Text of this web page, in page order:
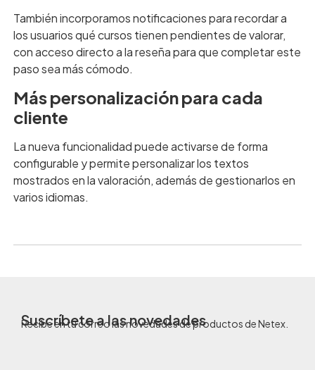
También incorporamos notificaciones para recordar a
los usuarios qué cursos tienen pendientes de valorar,
con acceso directo a la reseña para que completar este
paso sea más cómodo.
Más personalización para cada
cliente
La nueva funcionalidad puede activarse de forma
configurable y permite personalizar los textos
mostrados en la valoración, además de gestionarlos en
varios idiomas.
Suscríbete a las novedades
Recibe en tu correo las novedades de productos de Netex.